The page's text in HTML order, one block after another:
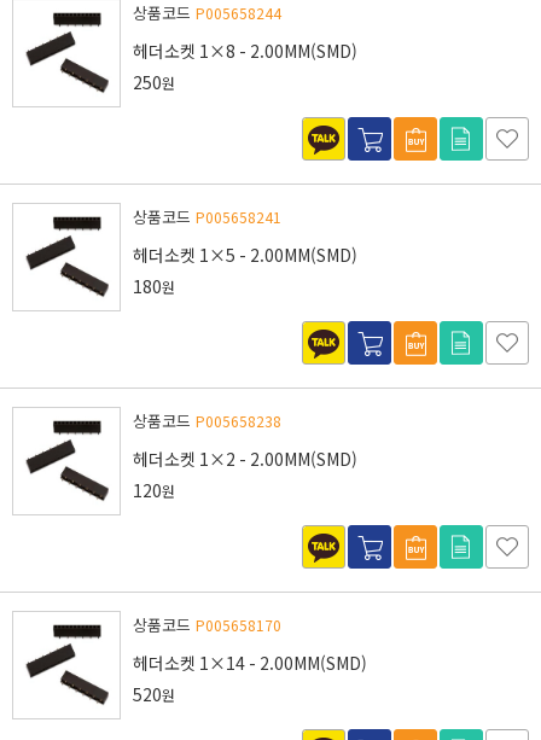
상품코드 P005658244
헤더소켓 1×8 - 2.00MM(SMD)
250원
상품코드 P005658241
헤더소켓 1×5 - 2.00MM(SMD)
180원
상품코드 P005658238
헤더소켓 1×2 - 2.00MM(SMD)
120원
상품코드 P005658170
헤더소켓 1×14 - 2.00MM(SMD)
520원